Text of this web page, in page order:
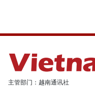
主管部门：越南通讯社